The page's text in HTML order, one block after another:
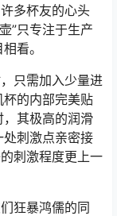
多杯友的心头
”只专注于生产
看。
只需加入少量进
杯的内部完美贴
其极高的润滑
刺激点亲密接
刺激程度更上一
狂暴鸿儒的同